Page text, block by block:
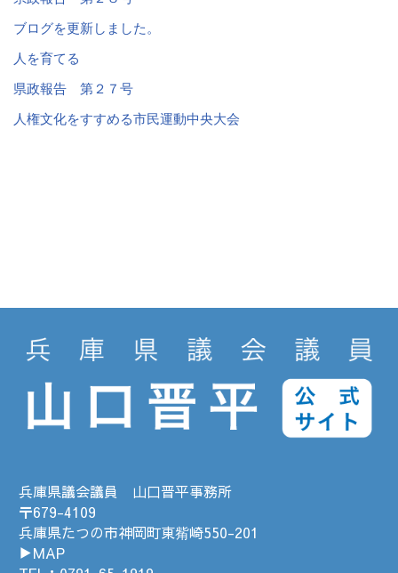
ブログを更新しました。
人を育てる
県政報告 第２７号
人権文化をすすめる市民運動中央大会
兵庫県議会議員 山口晋平事務所
〒679-4109
兵庫県たつの市神岡町東觜崎550-201
▶MAP